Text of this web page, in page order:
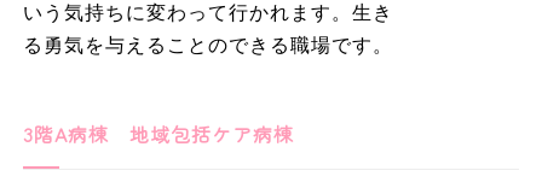
いう気持ちに変わって行かれます。生き
る勇気を与えることのできる職場です。
3階A病棟 地域包括ケア病棟